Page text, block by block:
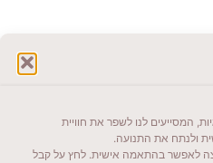
המסייעים לנו לשפר את חוויית
ולנתח את התנועה.
לאפשר בהתאמה אישית. לחץ על קבל